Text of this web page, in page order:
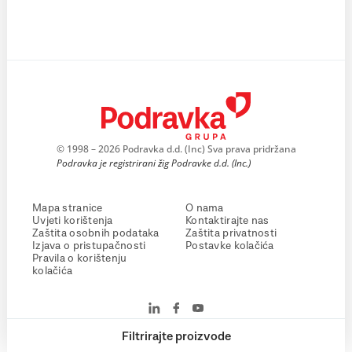
Filtrirajte proizvode
© 1998 – 2026 Podravka d.d. (Inc) Sva prava pridržana
Podravka je registrirani žig Podravke d.d. (Inc.)
Mapa stranice
Uvjeti korištenja
Zaštita osobnih podataka
Izjava o pristupačnosti
Pravila o korištenju
kolačića
O nama
Kontaktirajte nas
Zaštita privatnosti
Postavke kolačića